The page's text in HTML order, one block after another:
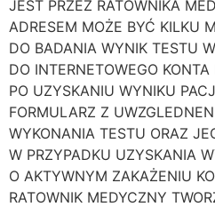
JEST PRZEZ RATOWNIKA
ADRESEM MOŻE BYĆ KILKU
DO BADANIA WYNIK TESTU
DO INTERNETOWEGO KONTA
PO UZYSKANIU WYNIKU
FORMULARZ Z
WYKONANIA TESTU ORAZ
W PRZYPADKU UZYSKANIA
O AKTYWNYM ZAKAŻENIU
RATOWNIK MEDYCZNY